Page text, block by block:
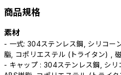
商品規格
素材
- 一式: 304ステンレス鋼, シリコー
脂, コポリエステル (トライタン) ,
- キャップ : 304ステンレス鋼, シリ